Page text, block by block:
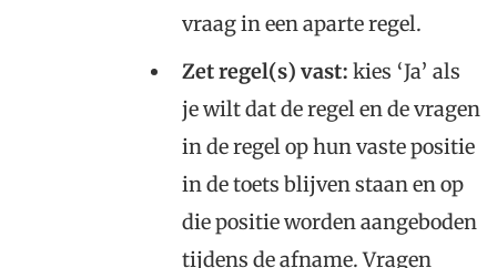
vraag in een aparte regel.
Zet regel(s) vast: kies ‘Ja’ als
je wilt dat de regel en de vragen
in de regel op hun vaste positie
in de toets blijven staan en op
die positie worden aangeboden
tijdens de afname. Vragen